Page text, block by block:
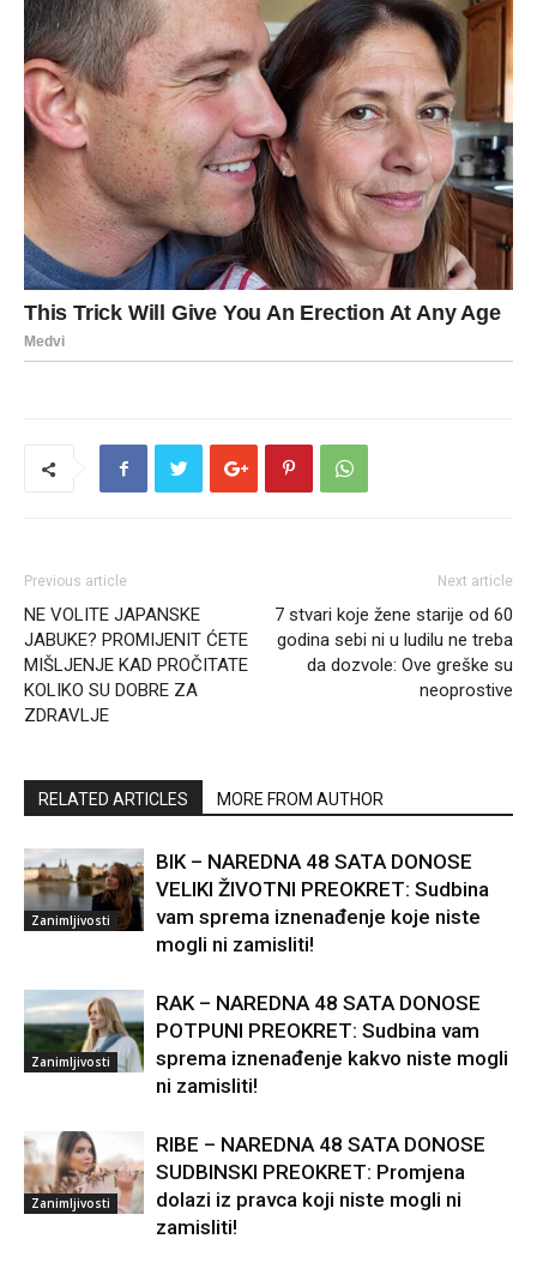
Previous article
NE VOLITE JAPANSKE
JABUKE? PROMIJENIT ĆETE
MIŠLJENJE KAD PROČITATE
KOLIKO SU DOBRE ZA
ZDRAVLJE
Next article
7 stvari koje žene starije od 60
godina sebi ni u ludilu ne treba
da dozvole: Ove greške su
neoprostive
RELATED ARTICLES MORE FROM AUTHOR
Zanimljivosti
BIK – NAREDNA 48 SATA DONOSE
VELIKI ŽIVOTNI PREOKRET: Sudbina
vam sprema iznenađenje koje niste
mogli ni zamisliti!
Zanimljivosti
RAK – NAREDNA 48 SATA DONOSE
POTPUNI PREOKRET: Sudbina vam
sprema iznenađenje kakvo niste mogli
ni zamisliti!
Zanimljivosti
RIBE – NAREDNA 48 SATA DONOSE
SUDBINSKI PREOKRET: Promjena
dolazi iz pravca koji niste mogli ni
zamisliti!